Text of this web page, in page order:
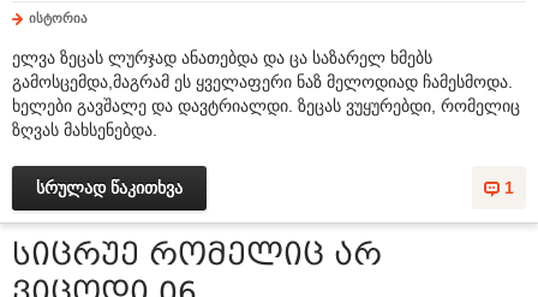
ისტორია
ელვა ზეცას ლურჯად ანათებდა და ცა საზარელ ხმებს
გამოსცემდა,მაგრამ ეს ყველაფერი ნაზ მელოდიად ჩამესმოდა.
ხელები გავშალე და დავტრიალდი. ზეცას ვუყურებდი, რომელიც
ზღვას მახსენებდა.
1
სრულად წაკითხვა
სიცრუე რომელიც არ